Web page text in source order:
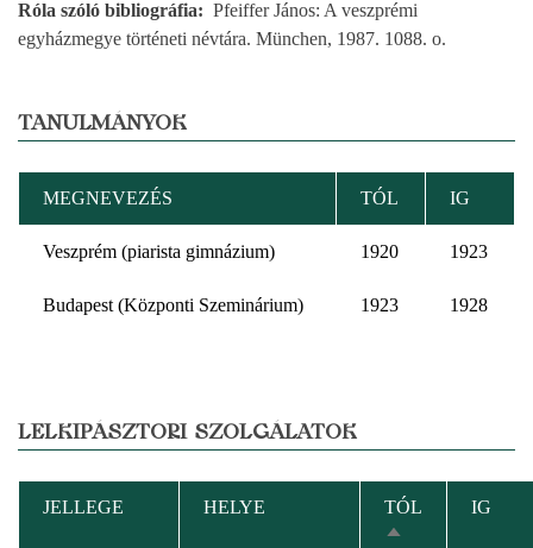
Róla szóló bibliográfia
Pfeiffer János: A veszprémi
egyházmegye történeti névtára. München, 1987. 1088. o.
TANULMÁNYOK
MEGNEVEZÉS TÓL IG
Veszprém (piarista gimnázium) 1920 1923
Budapest (Központi Szeminárium) 1923 1928
LELKIPÁSZTORI SZOLGÁLATOK
JELLEGE HELYE
TÓL
CSÖKKENŐ
IG